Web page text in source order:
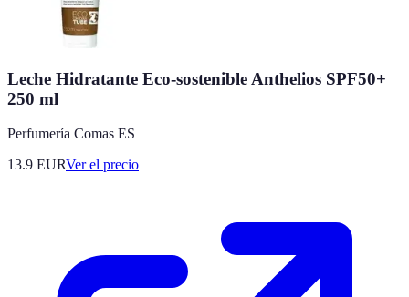
Leche Hidratante Eco-sostenible Anthelios SPF50+
250 ml
Perfumería Comas ES
13.9 EURVer el precio